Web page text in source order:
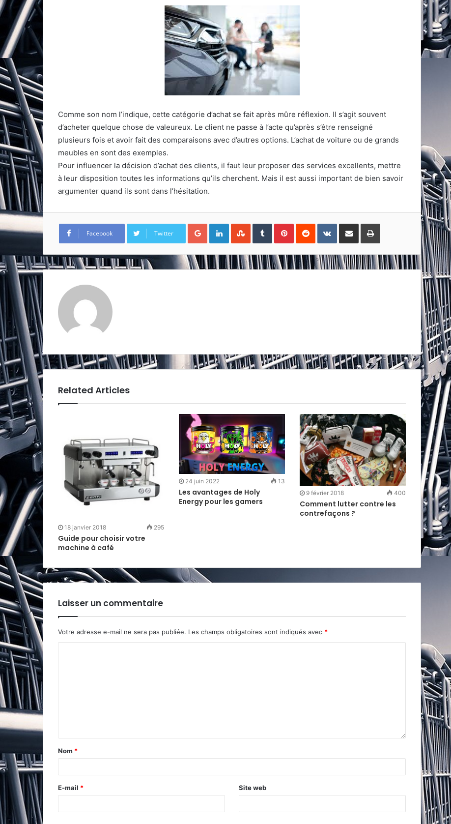
Comme son nom l’indique, cette catégorie d’achat se fait après mûre réflexion. Il s’agit souvent
d’acheter quelque chose de valeureux. Le client ne passe à l’acte qu’après s’être renseigné
plusieurs fois et avoir fait des comparaisons avec d’autres options. L’achat de voiture ou de grands
meubles en sont des exemples.
Pour influencer la décision d’achat des clients, il faut leur proposer des services excellents, mettre
à leur disposition toutes les informations qu’ils cherchent. Mais il est aussi important de bien savoir
argumenter quand ils sont dans l’hésitation.
Facebook Twitter
Google+LinkedInStumbleUpon
TumblrPinterestReddit VKontakteShare
Email
Print
Related Articles
18 janvier 2018 295
Guide pour choisir votre
machine à café
24 juin 2022 13
Les avantages de Holy
Energy pour les gamers
9 février 2018 400
Comment lutter contre les
contrefaçons ?
Laisser un commentaire
Votre adresse e-mail ne sera pas publiée. Les champs obligatoires sont indiqués avec *
Nom *
E-mail * Site web